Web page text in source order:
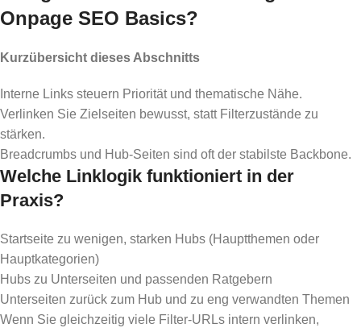
Onpage SEO Basics?
Kurzübersicht dieses Abschnitts
Interne Links steuern Priorität und thematische Nähe.
Verlinken Sie Zielseiten bewusst, statt Filterzustände zu
stärken.
Breadcrumbs und Hub-Seiten sind oft der stabilste Backbone.
Welche Linklogik funktioniert in der
Praxis?
Startseite zu wenigen, starken Hubs (Hauptthemen oder
Hauptkategorien)
Hubs zu Unterseiten und passenden Ratgebern
Unterseiten zurück zum Hub und zu eng verwandten Themen
Wenn Sie gleichzeitig viele Filter-URLs intern verlinken,